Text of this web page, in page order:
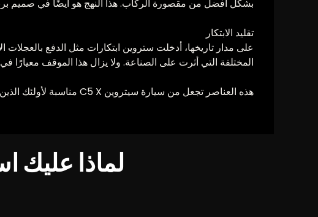
بشكل أفضل من مقصورة الركاب. هذا النهج هو أيضًا في صميم
تقليد الابتكار
المختلفة التي أثرت على الصناعة. ولا يزال هذا الموقف معيارًا
هذه العناصر تجعل من سيارة سيتروين C5 X مناسبة لأولئك الذين يبحثون عن سيارة مريحة وسهلة القيادة مع هوية قوية للعلامة التجارية.